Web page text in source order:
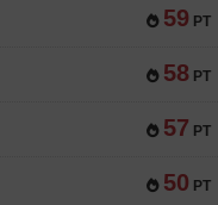
59 PT
58 PT
57 PT
50 PT